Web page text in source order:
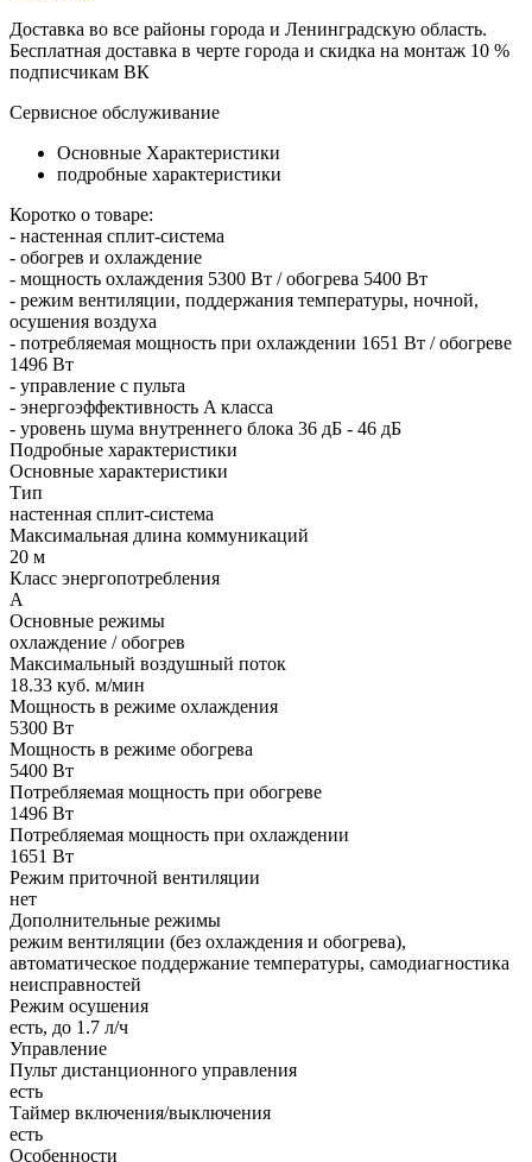
Доставка во все районы города и Ленинградскую область.
Бесплатная доставка в черте города и скидка на монтаж 10 %
подписчикам ВК
Сервисное обслуживание
Основные Характеристики
подробные характеристики
Коротко о товаре:
- настенная сплит-система
- обогрев и охлаждение
- мощность охлаждения 5300 Вт / обогрева 5400 Вт
- режим вентиляции, поддержания температуры, ночной,
осушения воздуха
- потребляемая мощность при охлаждении 1651 Вт / обогреве
1496 Вт
- управление с пульта
- энергоэффективность A класса
- уровень шума внутреннего блока 36 дБ - 46 дБ
Подробные характеристики
Основные характеристики
Тип
настенная сплит-система
Максимальная длина коммуникаций
20 м
Класс энергопотребления
A
Основные режимы
охлаждение / обогрев
Максимальный воздушный поток
18.33 куб. м/мин
Мощность в режиме охлаждения
5300 Вт
Мощность в режиме обогрева
5400 Вт
Потребляемая мощность при обогреве
1496 Вт
Потребляемая мощность при охлаждении
1651 Вт
Режим приточной вентиляции
нет
Дополнительные режимы
режим вентиляции (без охлаждения и обогрева),
автоматическое поддержание температуры, самодиагностика
неисправностей
Режим осушения
есть, до 1.7 л/ч
Управление
Пульт дистанционного управления
есть
Таймер включения/выключения
есть
Особенности